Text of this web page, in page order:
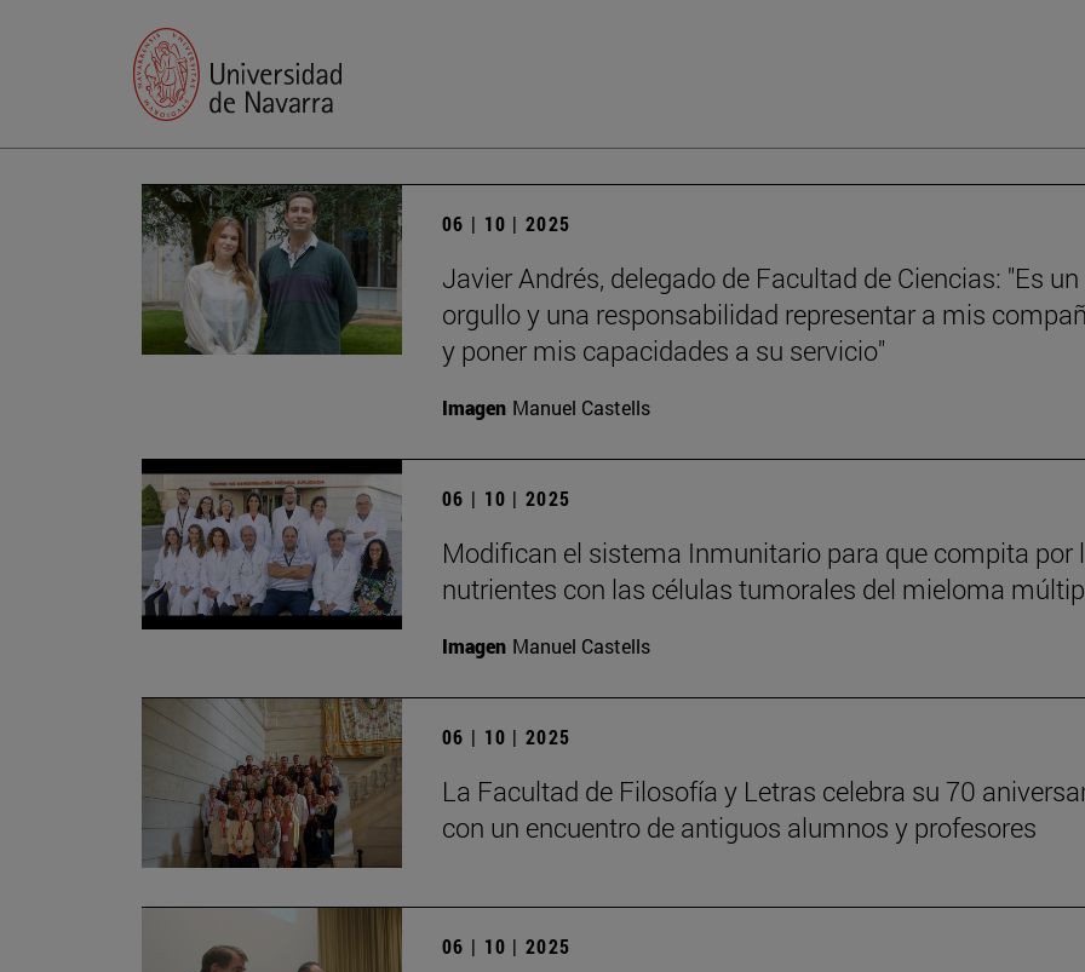
06 | 10 | 2025
Javier Andrés, delegado de Facultad de Ciencias: "Es un
orgullo y una responsabilidad representar a mis
y poner mis capacidades a su servicio"
Imagen Manuel Castells
06 | 10 | 2025
Modifican el sistema Inmunitario para que compita por
nutrientes con las células tumorales del mieloma
Imagen Manuel Castells
06 | 10 | 2025
La Facultad de Filosofía y Letras celebra su 70
con un encuentro de antiguos alumnos y profesores
06 | 10 | 2025